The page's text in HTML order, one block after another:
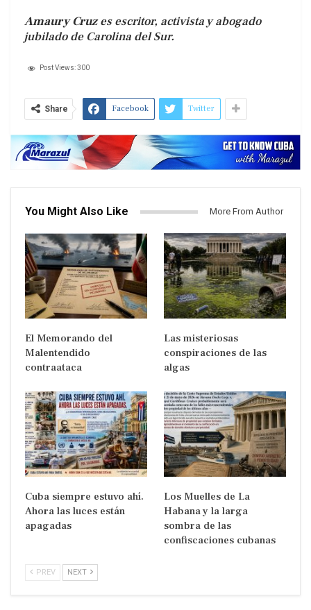
Amaury Cruzes escritor, activista y abogado
jubilado de Carolina del Sur.
Post Views:300
Share Facebook Twitter
You Might Also Like More From Author
El Memorando del
Malentendido
contraataca
Las misteriosas
conspiraciones de las
algas
Cuba siempre estuvo ahí.
Ahora las luces están
apagadas
Los Muelles de La
Habana y la larga
sombra de las
confiscaciones cubanas
PREV NEXT